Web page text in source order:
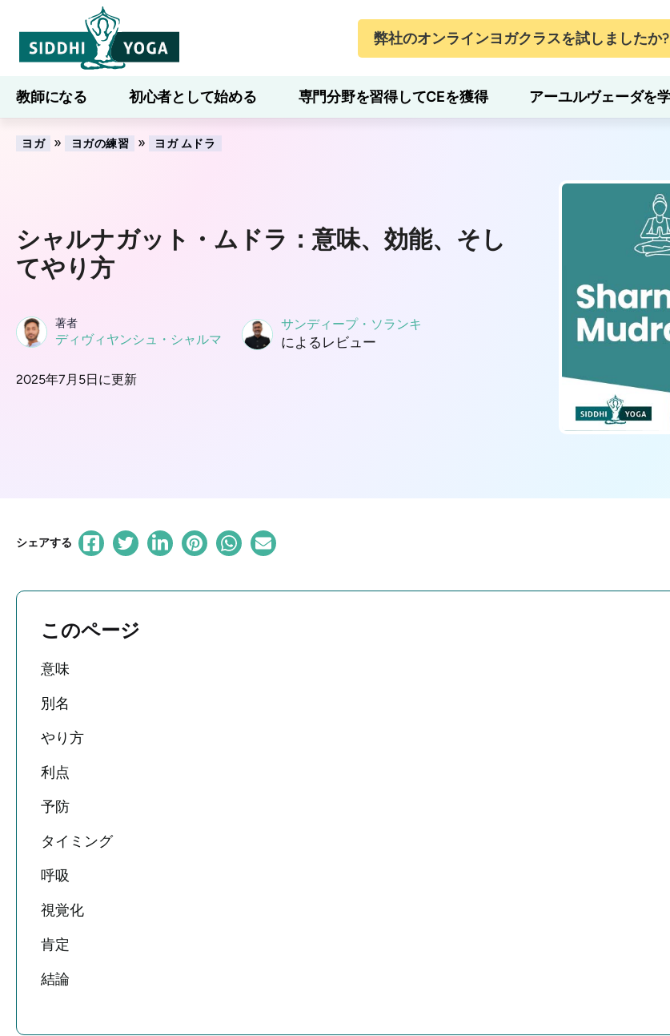
弊社のオンラインヨガクラスを試しましたか?
教師になる 初心者として始める 専門分野を習得してCEを獲得 アーユルヴェーダを
ブログ 学ぶ
ヨガ » ヨガの練習 » ヨガ ムドラ
シャルナガット・ムドラ：意味、効能、そし
てやり方
著者
ディヴィヤンシュ・シャルマ
サンディープ・ソランキ
によるレビュー
2025年7月5日に更新
シェアする
このページ
意味
別名
やり方
利点
予防
タイミング
呼吸
視覚化
肯定
結論